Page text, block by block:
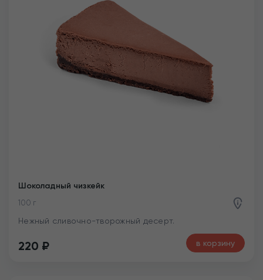
Шоколадный чизкейк
100 г
Нежный сливочно-творожный десерт.
220 ₽ в корзину